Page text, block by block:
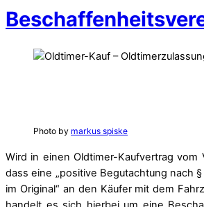
Photo by markus spiske
Wird in einen Oldtimer-Kaufvertrag vom
dass eine „positive Begutachtung nach §
im Original“ an den Käufer mit dem